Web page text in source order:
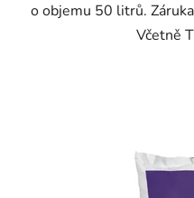
o objemu 50 litrů.
Včetně